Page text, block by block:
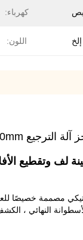
كهرباء:
اللون:
لف وتقطيع
مصممة
النهائي ،